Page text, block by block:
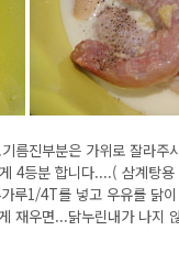
름진부분은 가위로 잘라주
4등분 합니다....( 삼계탕
1/4T를 넣고 우유를 닭이
재우면...닭누린내가 나지